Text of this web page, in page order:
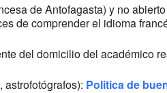
de Antofagasta) y no
de comprender el idioma
del domicilio del académico
Politica de